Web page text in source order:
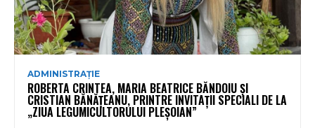
ADMINISTRAȚIE
ROBERTA CRINTEA, MARIA BEATRICE BĂNDOIU ȘI
CRISTIAN BĂNĂȚEANU, PRINTRE INVITAȚII SPECIALI DE LA
„ZIUA LEGUMICULTORULUI PLEȘOIAN”